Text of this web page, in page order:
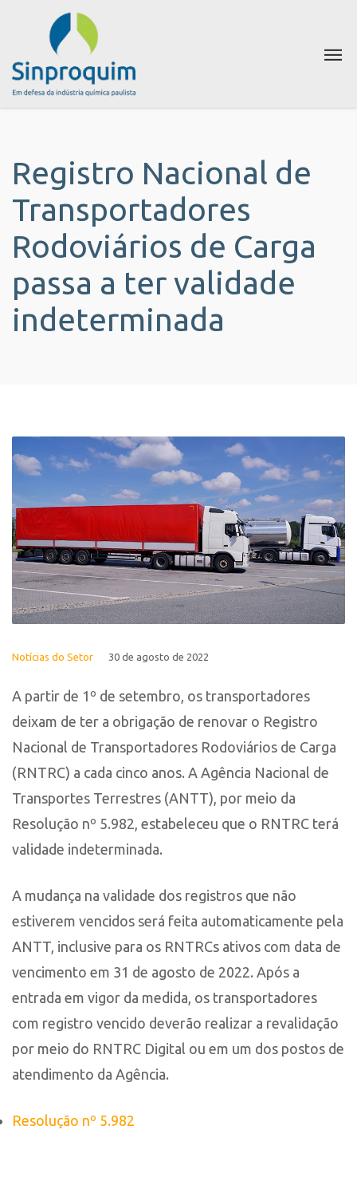
Registro Nacional de
Transportadores
Rodoviários de Carga
passa a ter validade
indeterminada
Notícias do Setor 30 de agosto de 2022
A partir de 1º de setembro, os transportadores
deixam de ter a obrigação de renovar o Registro
Nacional de Transportadores Rodoviários de Carga
(RNTRC) a cada cinco anos. A Agência Nacional de
Transportes Terrestres (ANTT), por meio da
Resolução nº 5.982, estabeleceu que o RNTRC terá
validade indeterminada.
A mudança na validade dos registros que não
estiverem vencidos será feita automaticamente pela
ANTT, inclusive para os RNTRCs ativos com data de
vencimento em 31 de agosto de 2022. Após a
entrada em vigor da medida, os transportadores
com registro vencido deverão realizar a revalidação
por meio do RNTRC Digital ou em um dos postos de
atendimento da Agência.
Resolução nº 5.982